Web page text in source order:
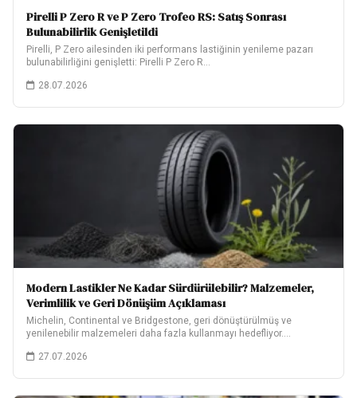
Pirelli P Zero R ve P Zero Trofeo RS: Satış Sonrası
Bulunabilirlik Genişletildi
Pirelli, P Zero ailesinden iki performans lastiğinin yenileme pazarı
bulunabilirliğini genişletti: Pirelli P Zero R…
28.07.2026
Modern Lastikler Ne Kadar Sürdürülebilir? Malzemeler,
Verimlilik ve Geri Dönüşüm Açıklaması
Michelin, Continental ve Bridgestone, geri dönüştürülmüş ve
yenilenebilir malzemeleri daha fazla kullanmayı hedefliyor.
27.07.2026